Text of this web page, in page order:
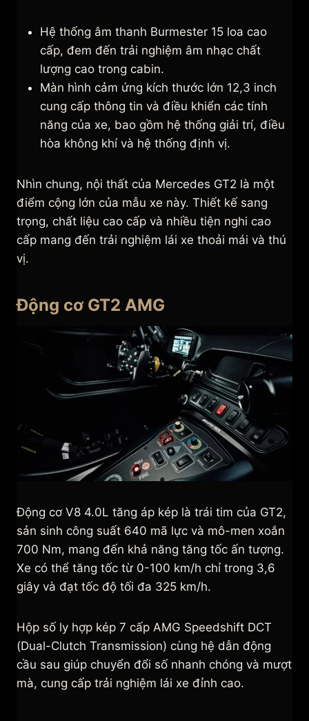
Hệ thống âm thanh Burmester 15 loa cao
cấp, đem đến trải nghiệm âm nhạc chất
lượng cao trong cabin.
Màn hình cảm ứng kích thước lớn 12,3 inch
cung cấp thông tin và điều khiển các tính
năng của xe, bao gồm hệ thống giải trí, điều
hòa không khí và hệ thống định vị.
Nhìn chung, nội thất của Mercedes GT2 là một
điểm cộng lớn của mẫu xe này. Thiết kế sang
trọng, chất liệu cao cấp và nhiều tiện nghi cao
cấp mang đến trải nghiệm lái xe thoải mái và thú
vị.
Động cơ GT2 AMG
Động cơ V8 4.0L tăng áp kép là trái tim của GT2,
sản sinh công suất 640 mã lực và mô-men xoắn
700 Nm, mang đến khả năng tăng tốc ấn tượng.
Xe có thể tăng tốc từ 0-100 km/h chỉ trong 3,6
giây và đạt tốc độ tối đa 325 km/h.
Hộp số ly hợp kép 7 cấp AMG Speedshift DCT
(Dual-Clutch Transmission) cùng hệ dẫn động
cầu sau giúp chuyển đổi số nhanh chóng và mượt
mà, cung cấp trải nghiệm lái xe đỉnh cao.